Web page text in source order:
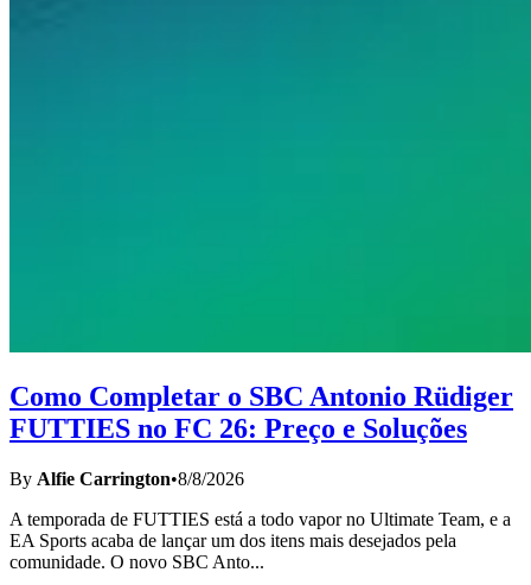
Como Completar o SBC Antonio Rüdiger
FUTTIES no FC 26: Preço e Soluções
By Alfie Carrington•8/8/2026
A temporada de FUTTIES está a todo vapor no Ultimate Team, e a
EA Sports acaba de lançar um dos itens mais desejados pela
comunidade. O novo SBC Anto...